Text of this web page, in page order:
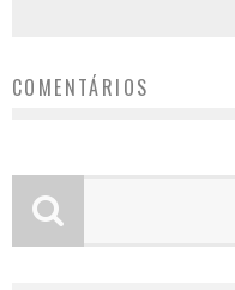
COMENTÁRIOS